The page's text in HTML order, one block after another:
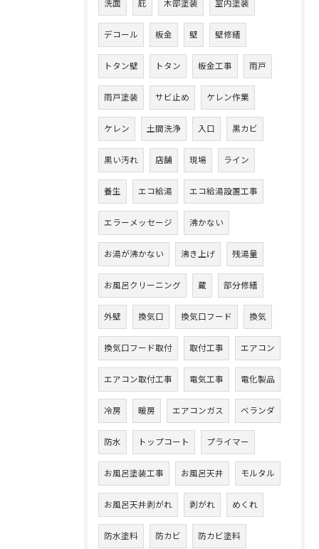
洗面 庇 木部塗装 室内塗装
デコール 板金 壁 壁修繕
トタン壁 トタン 板金工事 雨戸
雨戸塗装 サビ止め ケレン作業
ケレン 土間洗浄 入口 黒カビ
黒い汚れ 店舗 現場 ライン
養生 エコ給湯 エコ給湯設置工事
エラーメッセージ 沸かない
お湯が沸かない 沸き上げ 残湯量
お風呂クリーニング 蔵 部分修繕
外壁 換気口 換気口フード 換気
換気口フード取付 取付工事 エアコン
エアコン取付工事 電気工事 電化製品
冷房 暖房 エアコンガス ベランダ
防水 トップコート プライマー
お風呂塗装工事 お風呂天井 モルタル
お風呂天井剥がれ 剥がれ めくれ
防水塗料 防カビ 防カビ塗料